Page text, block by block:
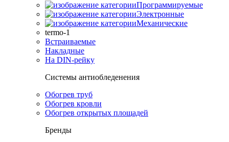
Программируемые
Электронные
Механические
termo-1
Встраиваемые
Накладные
На DIN-рейку
Системы антиобледенения
Обогрев труб
Обогрев кровли
Обогрев открытых площадей
Бренды